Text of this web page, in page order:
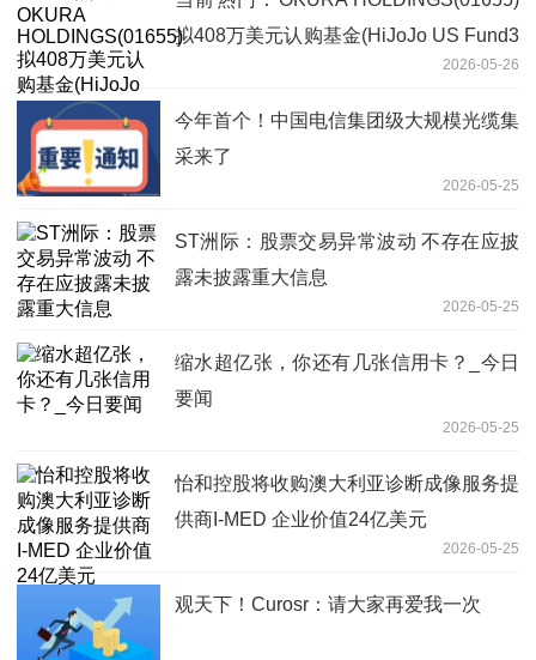
拟408万美元认购基金(HiJoJo US Fund3
2026-05-26
今年首个！中国电信集团级大规模光缆集
采来了
2026-05-25
ST洲际：股票交易异常波动 不存在应披
露未披露重大信息
2026-05-25
缩水超亿张，你还有几张信用卡？_今日
要闻
2026-05-25
怡和控股将收购澳大利亚诊断成像服务提
供商I-MED 企业价值24亿美元
2026-05-25
观天下！Curosr：请大家再爱我一次